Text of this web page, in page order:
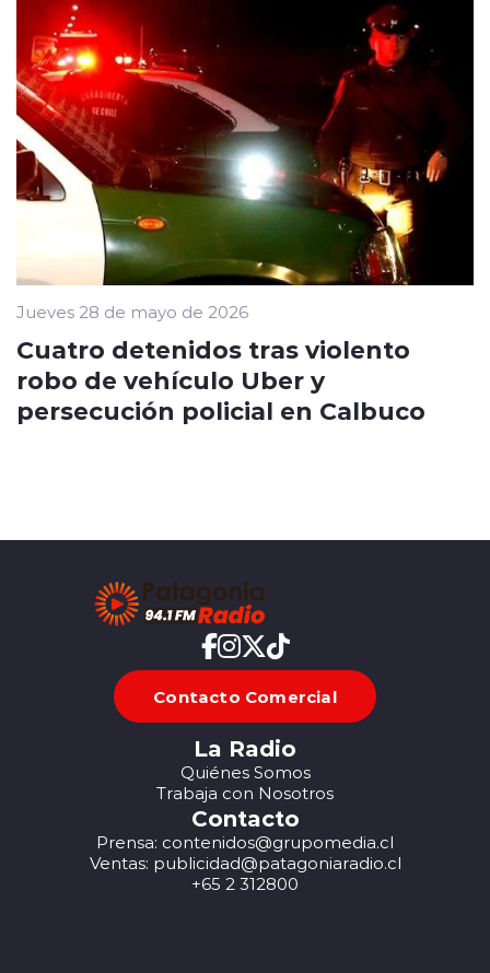
Jueves 28 de mayo de 2026
Cuatro detenidos tras violento
robo de vehículo Uber y
persecución policial en Calbuco
Contacto Comercial
La Radio
Quiénes Somos
Trabaja con Nosotros
Contacto
Prensa: contenidos@grupomedia.cl
Ventas: publicidad@patagoniaradio.cl
+65 2 312800